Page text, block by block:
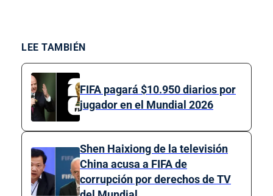
LEE TAMBIÉN
FIFA pagará $10.950 diarios por
jugador en el Mundial 2026
Shen Haixiong de la televisión
China acusa a FIFA de
corrupción por derechos de TV